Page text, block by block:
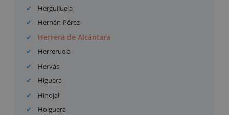
Herguijuela
Hernán-Pérez
Herrera de Alcántara
Herreruela
Hervás
Higuera
Hinojal
Holguera